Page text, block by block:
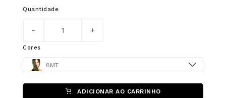
Quantidade
Cores
Color 8MT
ADICIONAR AO CARRINHO